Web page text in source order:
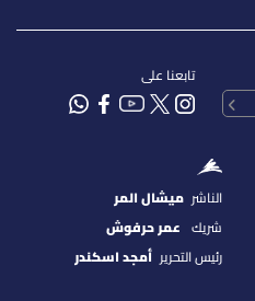
تابعنا على
الناشر ميشال المر
شريك عمر حرفوش
رئيس التحرير أمجد اسكندر